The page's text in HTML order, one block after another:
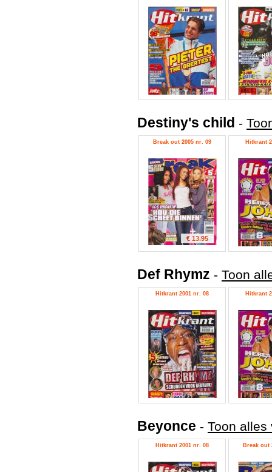
Destiny's child -
Break out 2005 nr. 09
€ 13.95
Hitkrant
Def Rhymz - Toon
Hitkrant 2001 nr. 08 Hitkrant
Beyonce - Toon alles
Hitkrant 2001 nr. 08 Break out